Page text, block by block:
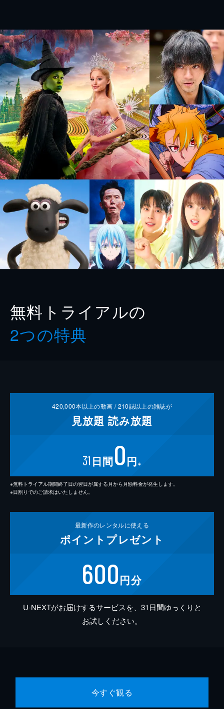
無料トライアルの
2つの特典
420,000本以上の動画 /210誌以上の雑誌が
見放題 読み放題
31 日間0円 ※
※無料トライアル期間終了日の翌日が属する月から月額料金が発生します。
※日割りでのご請求はいたしません。
最新作のレンタルに使える
ポイント プレゼント
600円分
U-NEXTがお届けするサービスを、31日間ゆっくりと
お試しください。
今すぐ観る